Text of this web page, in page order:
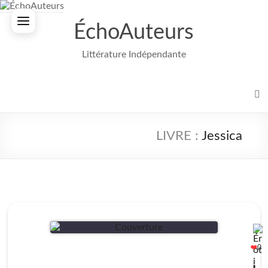
Aller
ÉchoAuteurs
Littérature Indépendante
Jessica
❤️0